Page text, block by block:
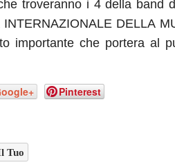
troveranno i 4 della band
DELLA
importante che portera al
Pinterest
Tuo